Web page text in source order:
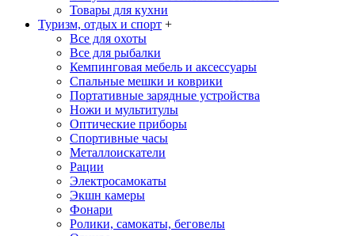
Товары для кухни
Туризм, отдых и спорт +
Все для охоты
Все для рыбалки
Кемпинговая мебель и аксессуары
Спальные мешки и коврики
Портативные зарядные устройства
Ножи и мультитулы
Оптические приборы
Спортивные часы
Металлоискатели
Рации
Электросамокаты
Экшн камеры
Фонари
Ролики, самокаты, беговелы